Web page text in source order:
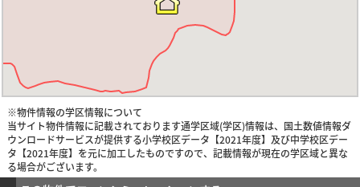
※物件情報の学区情報について
当サイト物件情報に記載されております通学区域(学区)情報は、国土数値情報ダ
ウンロードサービスが提供する小学校区データ【2021年度】及び中学校区デー
タ【2021年度】を元に加工したものですので、記載情報が現在の学区域と異な
る場合がございます。